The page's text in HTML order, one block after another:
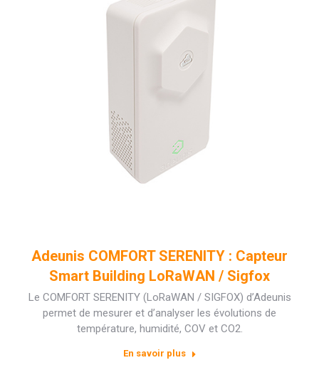
Adeunis COMFORT SERENITY : Capteur
Smart Building LoRaWAN / Sigfox
Le COMFORT SERENITY (LoRaWAN / SIGFOX) d’Adeunis
permet de mesurer et d’analyser les évolutions de
température, humidité, COV et CO2.
En savoir plus